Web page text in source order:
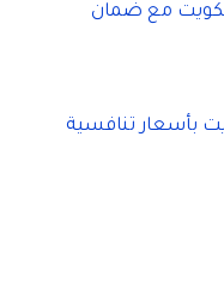
مع ضمان
بأسعار تنافسية